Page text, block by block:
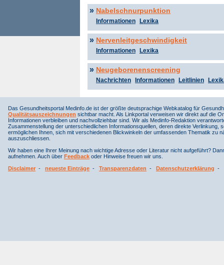
» Nabelschnurpunktion
Informationen Lexika
» Nervenleitgeschwindigkeit
Informationen Lexika
» Neugeborenenscreening
Nachrichten Informationen Leitlinien
Das Gesundheitsportal Medinfo.de ist der größte deutsprachige Webkatalog für
Qualitätsauszeichnungen sichtbar macht. Als Linkportal verweisen wir direkt auf die
Informationen verbleiben und nachvollziehbar sind. Wir als Medinfo-Redaktion
Zusammenstellung der unterschiedlichen Informationsquellen, deren direkte
ermöglichen Ihnen, sich mit verschiedenen Blickwinkeln der umfassenden Thematik
auszuschliessen.
Wir haben eine Ihrer Meinung nach wichtige Adresse oder Literatur nicht aufgeführt?
aufnehmen. Auch über Feedback oder Hinweise freuen wir uns.
Disclaimer - neueste Einträge - Transparenzdaten - Datenschutzerklärung -